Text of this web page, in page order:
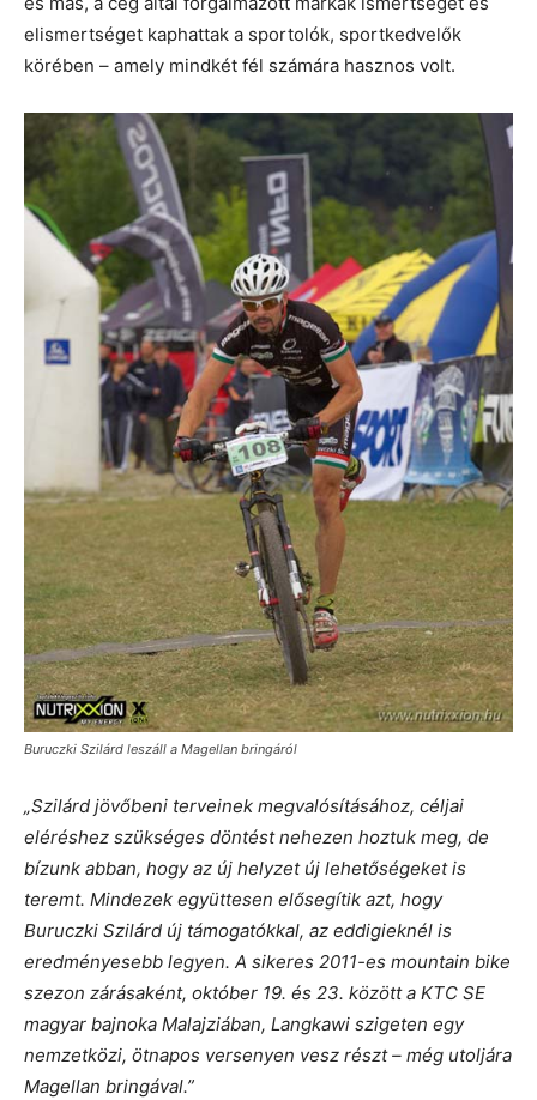
elismertséget kaphattak a sportolók, sportkedvelők
körében – amely mindkét fél számára hasznos volt.
Buruczki Szilárd leszáll a Magellan bringáról
„Szilárd jövőbeni terveinek megvalósításához, céljai
eléréshez szükséges döntést nehezen hoztuk meg, de
bízunk abban, hogy az új helyzet új lehetőségeket is
teremt. Mindezek együttesen elősegítik azt, hogy
Buruczki Szilárd új támogatókkal, az eddigieknél is
eredményesebb legyen. A sikeres 2011-es mountain bike
szezon zárásaként, október 19. és 23. között a KTC SE
magyar bajnoka Malajziában, Langkawi szigeten egy
nemzetközi, ötnapos versenyen vesz részt – még utoljára
Magellan bringával.”